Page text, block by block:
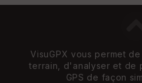
VisuGPX vous permet
terrain, d'analyser et de
GPS de façon